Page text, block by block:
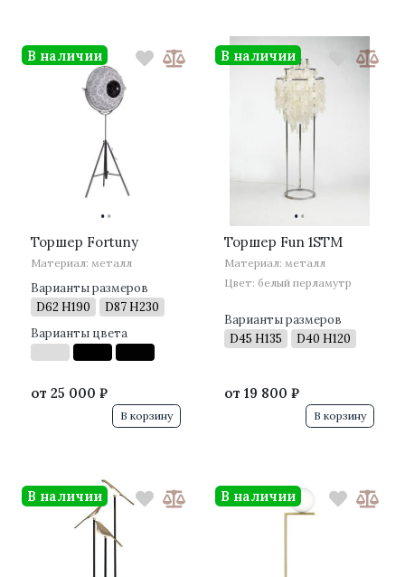
··
Торшер Fortuny
Материал: металл
Варианты размеров
D62 H190
D87 H230
Варианты цвета
от 25 000 ₽
В наличии
В корзину
··
Торшер Fun 1STM
Материал: металл
Цвет: белый перламутр
Варианты размеров
D45 H135
D40 H120
от 19 800 ₽
В наличии
В корзину
В наличии В наличии